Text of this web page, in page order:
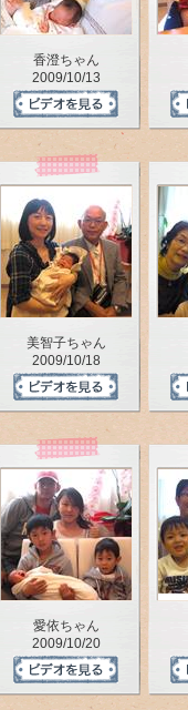
香澄ちゃん
2009/10/13
美智子ちゃん
2009/10/18
愛依ちゃん
2009/10/20